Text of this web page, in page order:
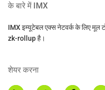
के बारे में IMX
IMX इम्यूटेबल एक्स नेटवर्क के लिए मूल
zk-rollup है।
शेयर करना